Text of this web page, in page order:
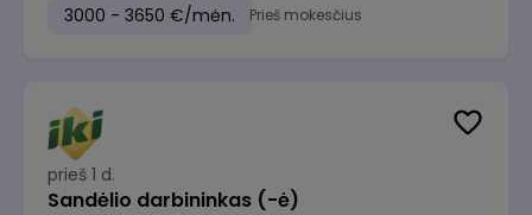
3000 - 3650 €/mėn. Prieš mokesčius
prieš 1 d.
Sandėlio darbininkas (-ė)